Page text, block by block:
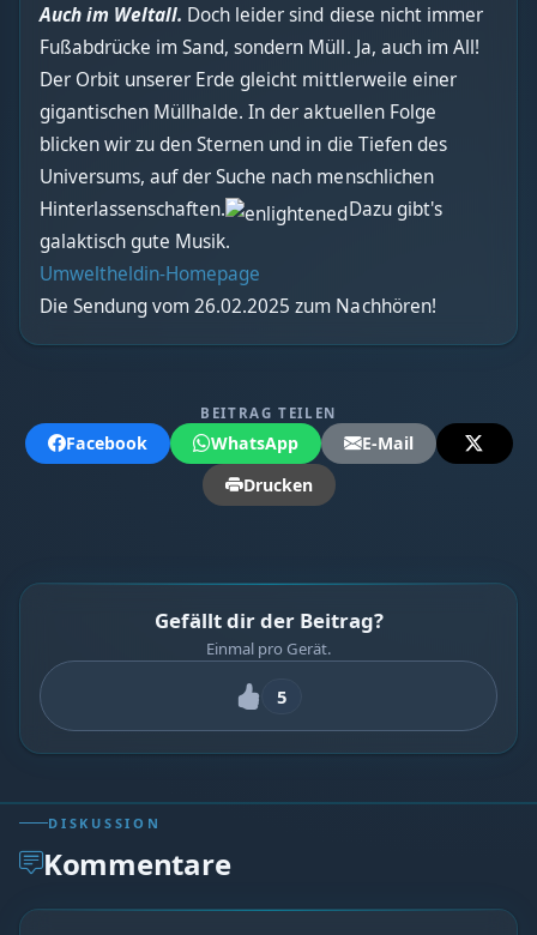
Auch im Weltall. Doch leider sind diese nicht immer
Fußabdrücke im Sand, sondern Müll. Ja, auch im All!
Der Orbit unserer Erde gleicht mittlerweile einer
gigantischen Müllhalde. In der aktuellen Folge
blicken wir zu den Sternen und in die Tiefen des
Universums, auf der Suche nach menschlichen
Hinterlassenschaften.
Dazu gibt's
galaktisch gute Musik.
Umweltheldin-Homepage
Die Sendung vom 26.02.2025 zum Nachhören!
BEITRAG TEILEN
Facebook WhatsApp
E-Mail
Drucken
Gefällt dir der Beitrag?
Einmal pro Gerät.
5
DISKUSSION
Kommentare